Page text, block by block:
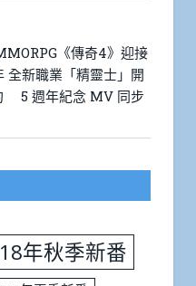
《傳奇4》迎接
全新職業「精靈士」開
5 週年紀念 MV 同步
年秋季新番